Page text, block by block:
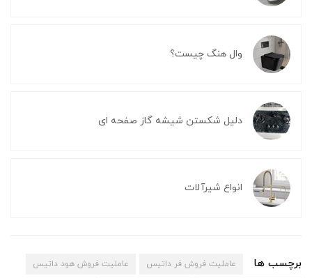
وال هنگ چیست؟
دلیل شکستن شیشه گاز صفحه ای
انواع شیرآلات
برچسب ها عاملیت فروش فر داتیس عاملیت فروش هود داتیس